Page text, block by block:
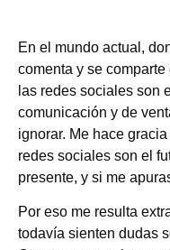
En el mundo actual,
comenta y se
las redes sociales son
comunicación y de
ignorar. Me hace
redes sociales son el
presente, y si me
Por eso me resulta
todavía sienten dudas